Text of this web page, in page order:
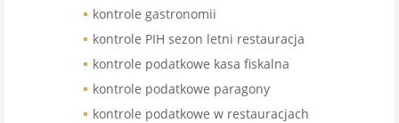
kontrole gastronomii
kontrole PIH sezon letni restauracja
kontrole podatkowe kasa fiskalna
kontrole podatkowe paragony
kontrole podatkowe w restauracjach